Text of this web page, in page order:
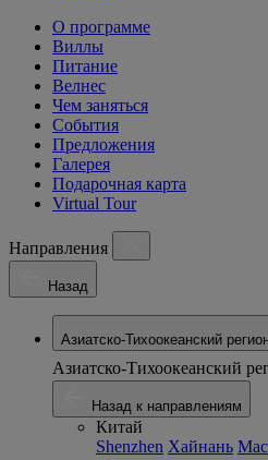
О программе
Виллы
Питание
Велнес
Чем заняться
События
Предложения
Галерея
Подарочная карта
Virtual Tour
Направления
Назад
Азиатско-Тихоокеанский
Азиатско-Тихоокеанский
Назад к направлениям
Китай
Shenzhen Хайнань